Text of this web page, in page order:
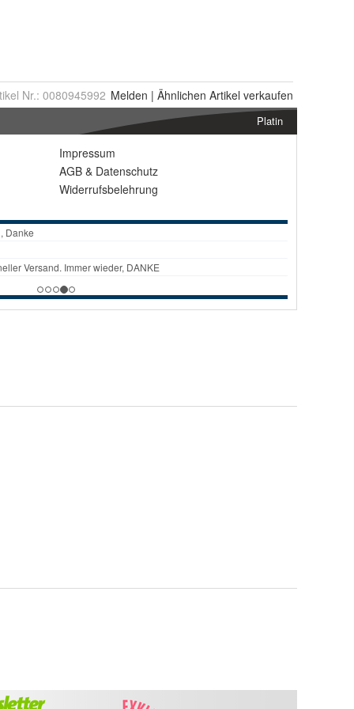
Nr.: 0080945992 Melden | Ähnlichen Artikel verkaufen
Platin
Impressum
AGB & Datenschutz
Widerrufsbelehrung